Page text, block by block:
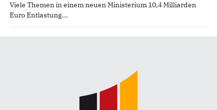
Viele Themen in einem neuen Ministerium 10,4 Milliarden
Euro Entlastung...